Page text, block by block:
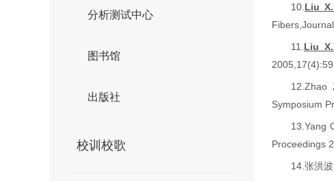
分析测试中心
图书馆
出版社
校训校歌
10. Liu
Fibers
11. Liu
12. Zhao
Symposium
13.Yang
Proceedings
14. 张洪波